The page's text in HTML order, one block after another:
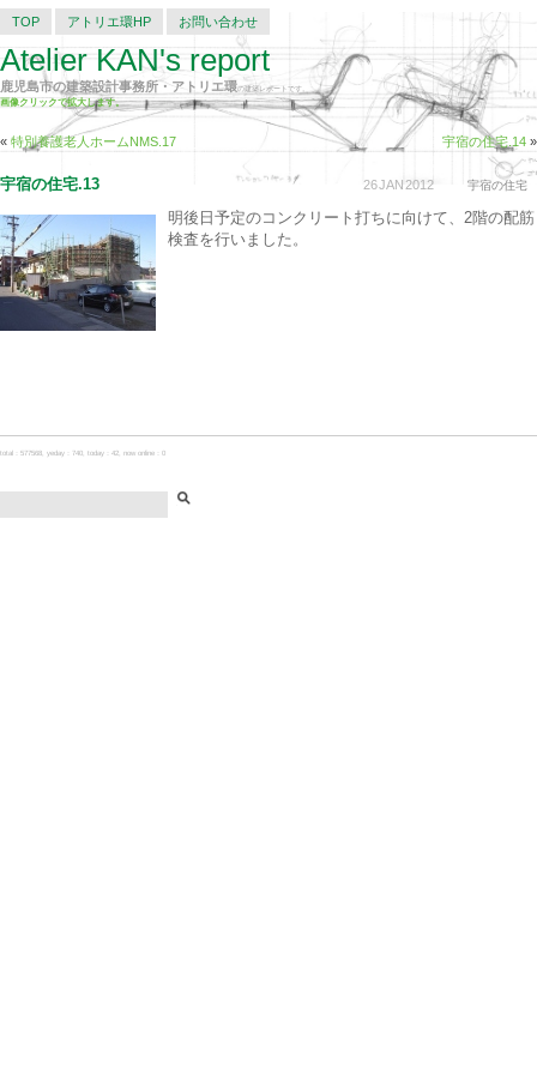
TOP アトリエ環HP お問い合わせ
Atelier KAN's report
鹿児島市の建築設計事務所・アトリエ環の建築レポートです。
画像クリックで拡大します。
« 特別養護老人ホームNMS.17 宇宿の住宅.14 »
26JAN2012 宇宿の住宅
宇宿の住宅.13
明後日予定のコンクリート打ちに向けて、2階の配筋
検査を行いました。
total：577568, yeday：740, today：42, now online：0